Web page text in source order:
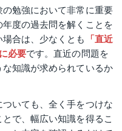
勉強において非常に重要
度の過去問を解くことを
合は、少なくとも
「直近
必要です。直近の問題を
知識が求められているか
いても、全く手をつけな
で、幅広い知識を得るこ